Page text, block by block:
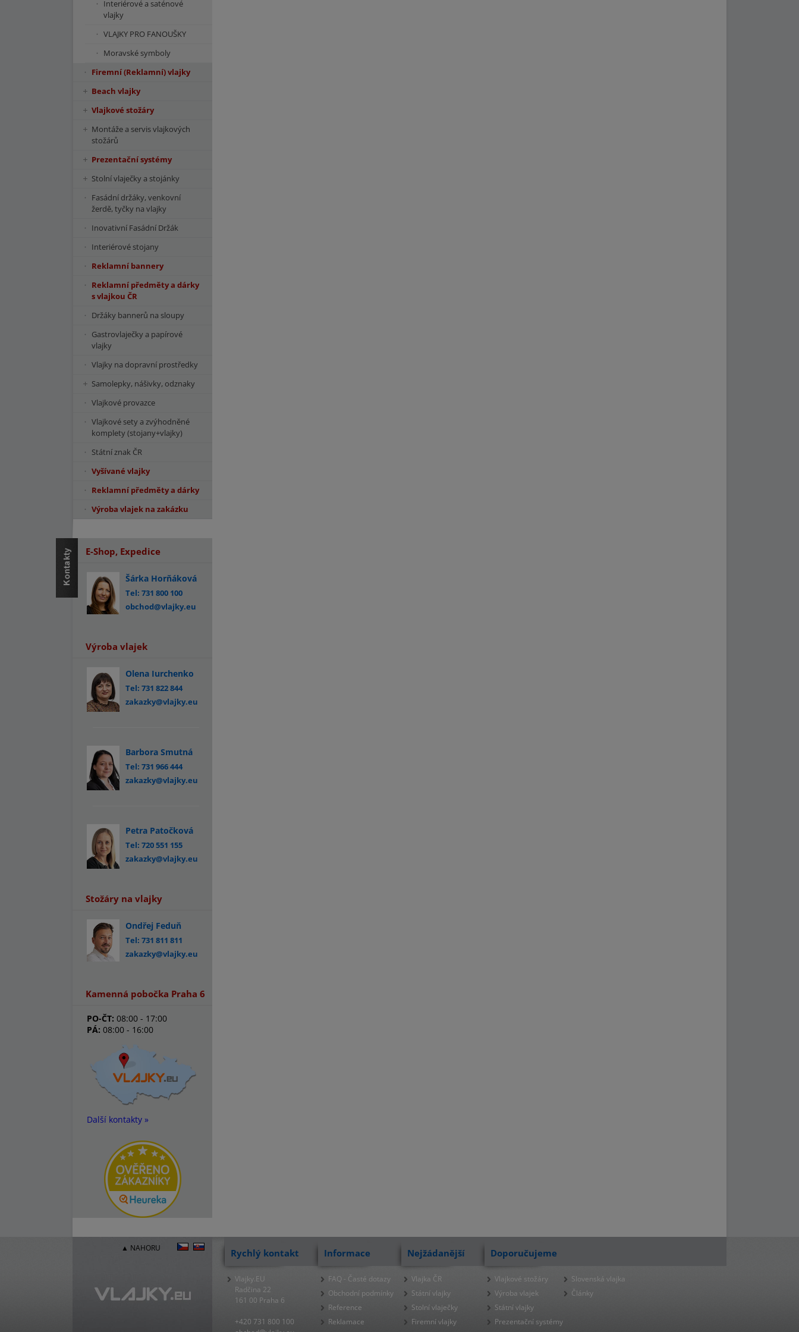
Interiérové a saténové
vlajky
VLAJKY PRO FANOUŠKY
Moravské symboly
Firemní (Reklamní) vlajky
Beach vlajky
Vlajkové stožáry
Montáže a servis vlajkových
stožárů
Prezentační systémy
Stolní vlaječky a stojánky
Fasádní držáky, venkovní
žerdě, tyčky na vlajky
Inovativní Fasádní Držák
Interiérové stojany
Reklamní bannery
Reklamní předměty a dárky
s vlajkou ČR
Držáky bannerů na sloupy
Gastrovlaječky a papírové
vlajky
Vlajky na dopravní prostředky
Samolepky, nášivky, odznaky
Vlajkové provazce
Vlajkové sety a zvýhodněné
komplety (stojany+vlajky)
Státní znak ČR
Vyšívané vlajky
Reklamní předměty a dárky
Výroba vlajek na zakázku
E-Shop, Expedice
Šárka Horňáková
Tel: 731 800 100
obchod@vlajky.eu
Výroba vlajek
Olena Iurchenko
Tel: 731 822 844
zakazky@vlajky.eu
Barbora Smutná
Tel: 731 966 444
zakazky@vlajky.eu
Petra Patočková
Tel: 720 551 155
zakazky@vlajky.eu
Stožáry na vlajky
Ondřej Feduň
Tel: 731 811 811
zakazky@vlajky.eu
Kamenná pobočka Praha 6
PO-ČT: 08:00 - 17:00
PÁ: 08:00 - 16:00
Další kontakty »
▲ NAHORU Rychlý kontakt
Vlajky.EU
Radčina 22
161 00 Praha 6
+420 731 800 100
Informace
FAQ - Časté dotazy
Obchodní podmínky
Reference
Reklamace
Nejžádanější
Vlajka ČR
Státní vlajky
Stolní vlaječky
Firemní vlajky
Doporučujeme
Vlajkové stožáry
Výroba vlajek
Státní vlajky
Prezentační systémy
Slovenská vlajka
Články